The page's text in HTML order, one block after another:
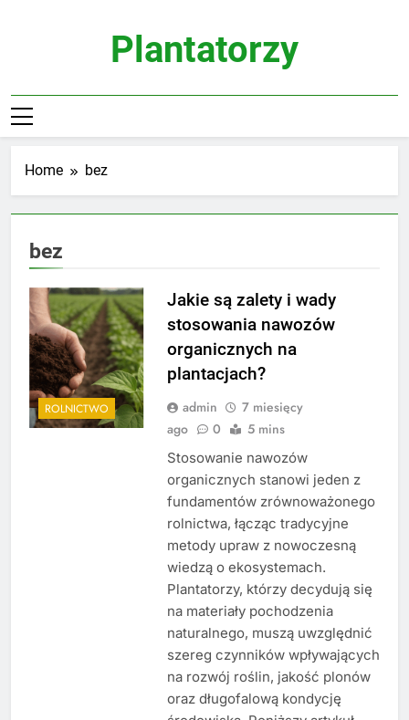
Plantatorzy
Home bez
bez
ROLNICTWO
Jakie są zalety i wady
stosowania nawozów
organicznych na
plantacjach?
admin
7 miesięcy
ago
0 5 mins
Stosowanie nawozów
organicznych stanowi jeden z
fundamentów zrównoważonego
rolnictwa, łącząc tradycyjne
metody upraw z nowoczesną
wiedzą o ekosystemach.
Plantatorzy, którzy decydują się
na materiały pochodzenia
naturalnego, muszą uwzględnić
szereg czynników wpływających
na rozwój roślin, jakość plonów
oraz długofalową kondycję